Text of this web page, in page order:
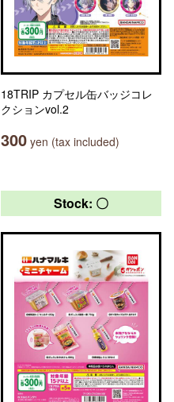
18TRIP カプセル缶バッジコレ
クションvol.2
300 yen (tax included)
Stock: 〇